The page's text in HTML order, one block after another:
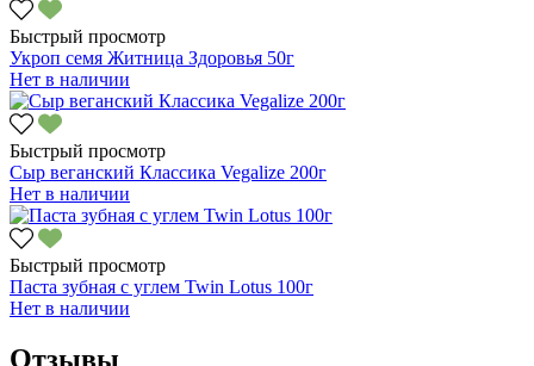
Быстрый просмотр
Укроп семя Житница Здоровья 50г
Нет в наличии
Быстрый просмотр
Сыр веганский Классика Vegalize 200г
Нет в наличии
Быстрый просмотр
Паста зубная с углем Twin Lotus 100г
Нет в наличии
Отзывы